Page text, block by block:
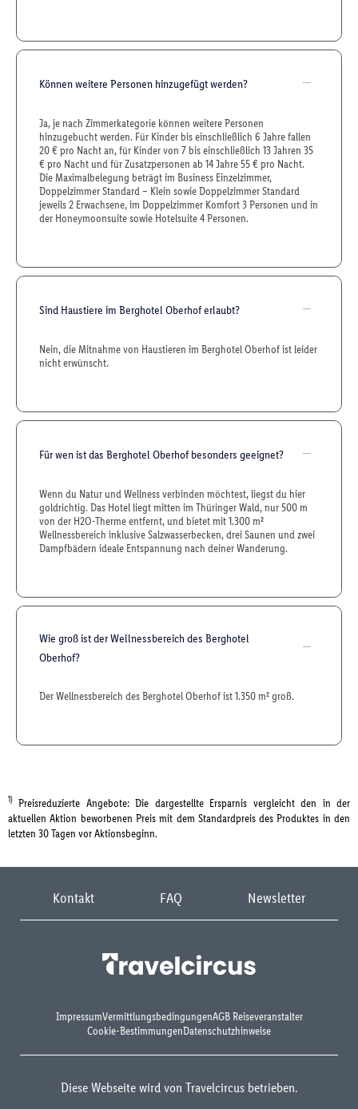
Können weitere Personen hinzugefügt werden?
Ja, je nach Zimmerkategorie können weitere Personen
hinzugebucht werden. Für Kinder bis einschließlich 6 Jahre fallen
20 € pro Nacht an, für Kinder von 7 bis einschließlich 13 Jahren 35
€ pro Nacht und für Zusatzpersonen ab 14 Jahre 55 € pro Nacht.
Die Maximalbelegung beträgt im Business Einzelzimmer,
Doppelzimmer Standard – Klein sowie Doppelzimmer Standard
jeweils 2 Erwachsene, im Doppelzimmer Komfort 3 Personen und in
der Honeymoonsuite sowie Hotelsuite 4 Personen.
Sind Haustiere im Berghotel Oberhof erlaubt?
Nein, die Mitnahme von Haustieren im Berghotel Oberhof ist leider
nicht erwünscht.
Für wen ist das Berghotel Oberhof besonders geeignet?
Wenn du Natur und Wellness verbinden möchtest, liegst du hier
goldrichtig. Das Hotel liegt mitten im Thüringer Wald, nur 500 m
von der H2O-Therme entfernt, und bietet mit 1.300 m²
Wellnessbereich inklusive Salzwasserbecken, drei Saunen und zwei
Dampfbädern ideale Entspannung nach deiner Wanderung.
Wie groß ist der Wellnessbereich des Berghotel
Oberhof?
Der Wellnessbereich des Berghotel Oberhof ist 1.350 m² groß.
1) Preisreduzierte Angebote: Die dargestellte Ersparnis vergleicht den in der
aktuellen Aktion beworbenen Preis mit dem Standardpreis des Produktes in den
letzten 30 Tagen vor Aktionsbeginn.
Kontakt FAQ Newsletter
ImpressumVermittlungsbedingungenAGB Reiseveranstalter
Cookie-BestimmungenDatenschutzhinweise
Diese Webseite wird von Travelcircus betrieben.